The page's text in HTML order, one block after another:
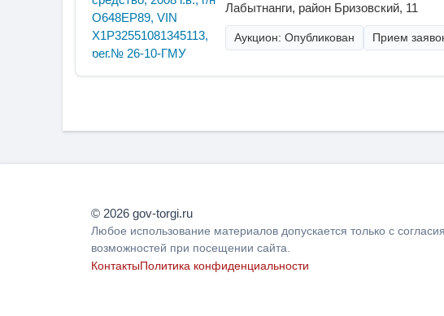
Лабытнанги, район Бризовский, 11
Аукцион: Опубликован Прием
© 2026 gov-torgi.ru
Любое использование материалов допускается только с
возможностей при посещении сайта.
КонтактыПолитика конфиденциальности